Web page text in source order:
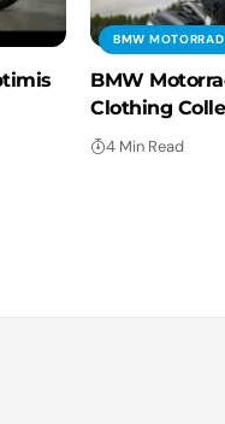
BMW MOTORRAD
BMW
Clothing
4 Min Read